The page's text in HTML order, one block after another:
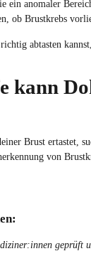
ein anomaler
ob Brustkrebs
abtasten
kann
Brust ertastet
von
geprüft